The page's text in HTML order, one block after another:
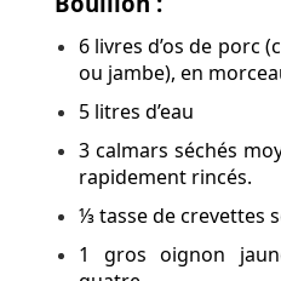
6 livres d’os de porc
ou jambe), en
5 litres d’eau
3 calmars séchés
rapidement rincés.
⅓ tasse de crevettes
1 gros oignon